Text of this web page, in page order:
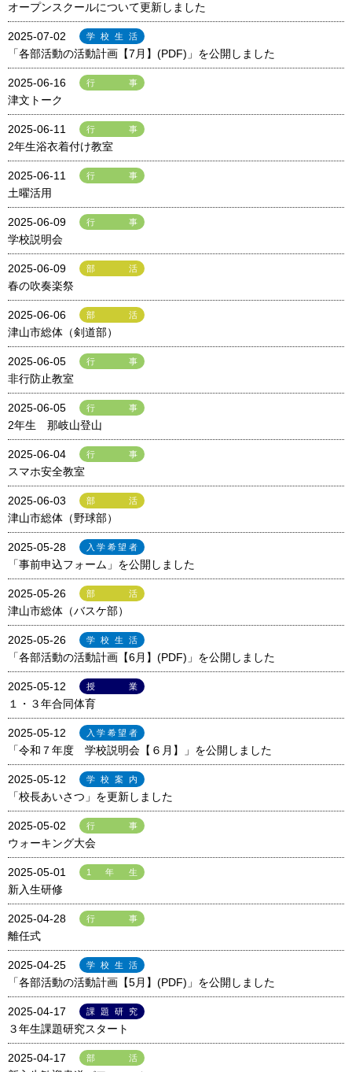
オープンスクールについて更新しました
2025-07-02 学校生活
「各部活動の活動計画【7月】(PDF)」を公開しました
2025-06-16 行事
津文トーク
2025-06-11 行事
2年生浴衣着付け教室
2025-06-11 行事
土曜活用
2025-06-09 行事
学校説明会
2025-06-09 部活
春の吹奏楽祭
2025-06-06 部活
津山市総体（剣道部）
2025-06-05 行事
非行防止教室
2025-06-05 行事
2年生 那岐山登山
2025-06-04 行事
スマホ安全教室
2025-06-03 部活
津山市総体（野球部）
2025-05-28 入学希望者
「事前申込フォーム」を公開しました
2025-05-26 部活
津山市総体（バスケ部）
2025-05-26 学校生活
「各部活動の活動計画【6月】(PDF)」を公開しました
2025-05-12 授業
１・３年合同体育
2025-05-12 入学希望者
「令和７年度 学校説明会【６月】」を公開しました
2025-05-12 学校案内
「校長あいさつ」を更新しました
2025-05-02 行事
ウォーキング大会
2025-05-01 1年生
新入生研修
2025-04-28 行事
離任式
2025-04-25 学校生活
「各部活動の活動計画【5月】(PDF)」を公開しました
2025-04-17 課題研究
３年生課題研究スタート
2025-04-17 部活